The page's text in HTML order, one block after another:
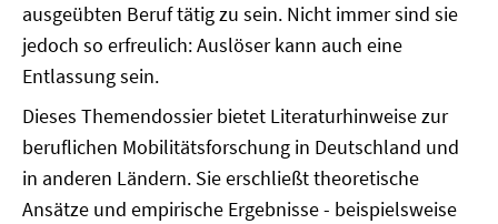
ausgeübten Beruf tätig zu sein. Nicht immer sind sie
jedoch so erfreulich: Auslöser kann auch eine
Entlassung sein.
Dieses Themendossier bietet Literaturhinweise zur
beruflichen Mobilitätsforschung in Deutschland und
in anderen Ländern. Sie erschließt theoretische
Ansätze und empirische Ergebnisse - beispielsweise